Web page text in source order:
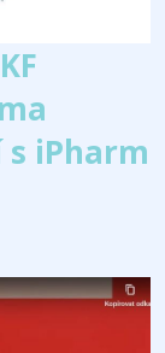
iPharm